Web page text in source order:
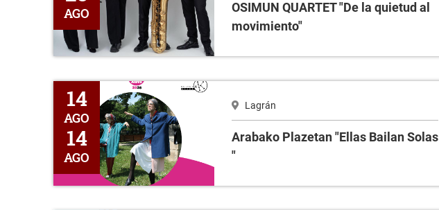
AGO
OSIMUN QUARTET "De la quietud al
movimiento"
Arabako Plazetan "Ellas Bailan Solas "
14
AGO
14
AGO
Lagrán
Arabako Plazetan "Ellas Bailan Solas
"